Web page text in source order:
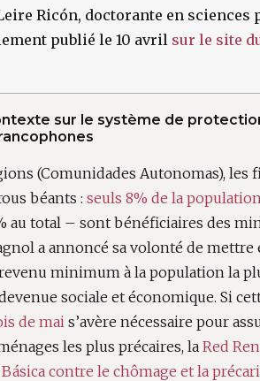
Ricón, doctorante en
publié le 10 avril sur le site
sur le système de
(Comunidades Autonomas), les
béants : seuls 8% de la
au total – sont bénéficiaires des
a annoncé sa volonté de
minimum à la population la
sociale et économique. Si
de mai s’avère nécessaire pour
les plus précaires, laRed
contre le chômage et la